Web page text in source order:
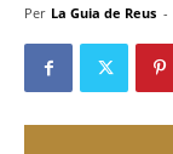
Per La Guia de Reus -